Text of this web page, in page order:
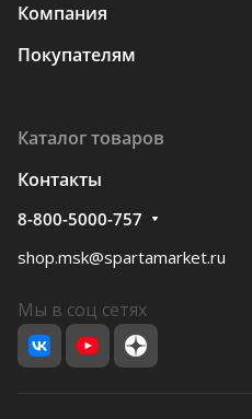
Компания
Покупателям
Каталог товаров
Контакты
8-800-5000-757
shop.msk@spartamarket.ru
Мы в соц сетях